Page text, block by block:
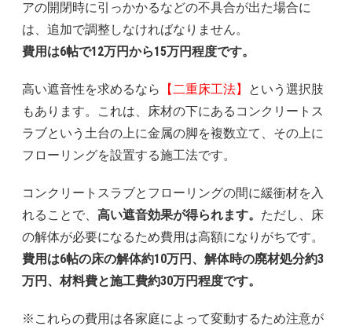
アの開閉時に引っかかるなどの不具合が出た場合に
は、追加で調整しなければなりません。
費用は6帖で12万円から15万円程度です。
高い遮音性を求めるなら 【二重床工法】
という選択肢
もあります。これは、床材の下にあるコンクリートス
ラブという土台の上に金属の脚を複数立て、その上に
フローリングを設置する施工法です。
コンクリートスラブとフローリングの間に緩衝材を入
れることで、 高い遮音効果が得られます。 ただし、床
の解体が必要になるため費用は高額になりがちです。
費用は6帖の床の解体約10万円、解体時の廃材処分約3
万円、材料費と施工費約30万円程度です。
※これらの費用は各家庭によって変動するため注意が